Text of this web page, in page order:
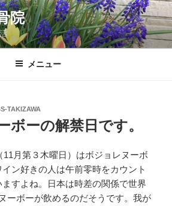
院
メニュー
TAKIZAWA
ボーの解禁日です。
月第３木曜日）はボジョレヌーボ
ン好きの人は午前零時をカウント
すよね。日本は時差の関係で世界
ーボーが飲めるのだそうです。我が